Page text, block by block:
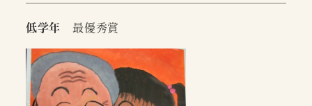
低学年 最優秀賞